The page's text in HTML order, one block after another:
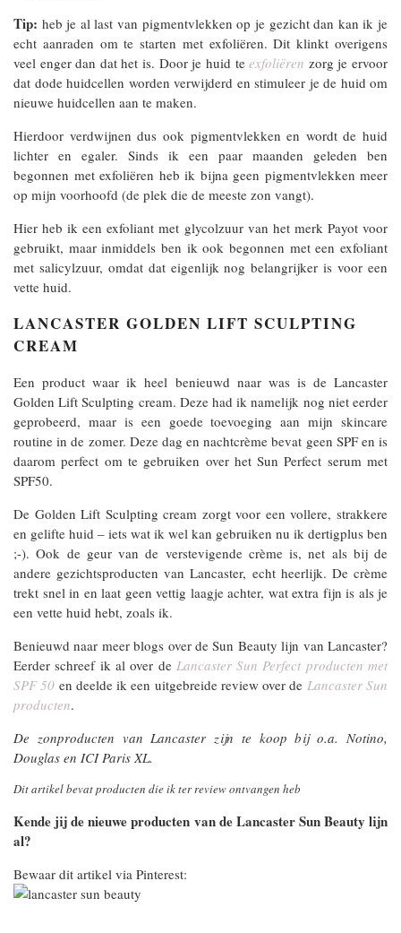
Tip: heb je al last van pigmentvlekken op je gezicht dan kan ik je
echt aanraden om te starten met exfoliëren. Dit klinkt overigens
veel enger dan dat het is. Door je huid teexfoliëren zorg je ervoor
dat dode huidcellen worden verwijderd en stimuleer je de huid om
nieuwe huidcellen aan te maken.
Hierdoor verdwijnen dus ook pigmentvlekken en wordt de huid
lichter en egaler. Sinds ik een paar maanden geleden ben
begonnen met exfoliëren heb ik bijna geen pigmentvlekken meer
op mijn voorhoofd (de plek die de meeste zon vangt).
Hier heb ik een exfoliant met glycolzuur van het merk Payot voor
gebruikt, maar inmiddels ben ik ook begonnen met een exfoliant
met salicylzuur, omdat dat eigenlijk nog belangrijker is voor een
vette huid.
LANCASTER GOLDEN LIFT SCULPTING
CREAM
Een product waar ik heel benieuwd naar was is de Lancaster
Golden Lift Sculpting cream. Deze had ik namelijk nog niet eerder
geprobeerd, maar is een goede toevoeging aan mijn skincare
routine in de zomer. Deze dag en nachtcrème bevat geen SPF en is
daarom perfect om te gebruiken over het Sun Perfect serum met
SPF50.
De Golden Lift Sculpting cream zorgt voor een vollere, strakkere
en gelifte huid – iets wat ik wel kan gebruiken nu ik dertigplus ben
;-). Ook de geur van de verstevigende crème is, net als bij de
andere gezichtsproducten van Lancaster, echt heerlijk. De crème
trekt snel in en laat geen vettig laagje achter, wat extra fijn is als je
een vette huid hebt, zoals ik.
Benieuwd naar meer blogs over de Sun Beauty lijn van Lancaster?
Eerder schreef ik al over de Lancaster Sun Perfect producten met
SPF 50 en deelde ik een uitgebreide review over de Lancaster Sun
producten.
De zonproducten van Lancaster zijn te koop bij o.a. Notino,
Douglas en ICI Paris XL.
Dit artikel bevat producten die ik ter review ontvangen heb
Kende jij de nieuwe producten van de Lancaster Sun Beauty lijn
al?
Bewaar dit artikel via Pinterest: